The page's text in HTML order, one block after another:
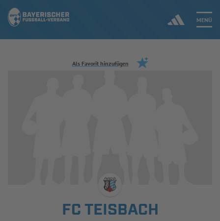
MENÜ
Jetzt einloggen
Als Favorit hinzufügen
FC TEISBACH